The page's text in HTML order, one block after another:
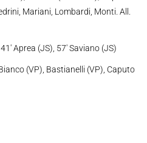
Mariani, Lombardi, Monti. All.
Aprea (JS), 57′ Saviano (JS)
(VP), Bastianelli (VP), Caputo